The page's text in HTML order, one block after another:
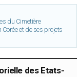
du Cimetière
et de ses projets
des Etats-